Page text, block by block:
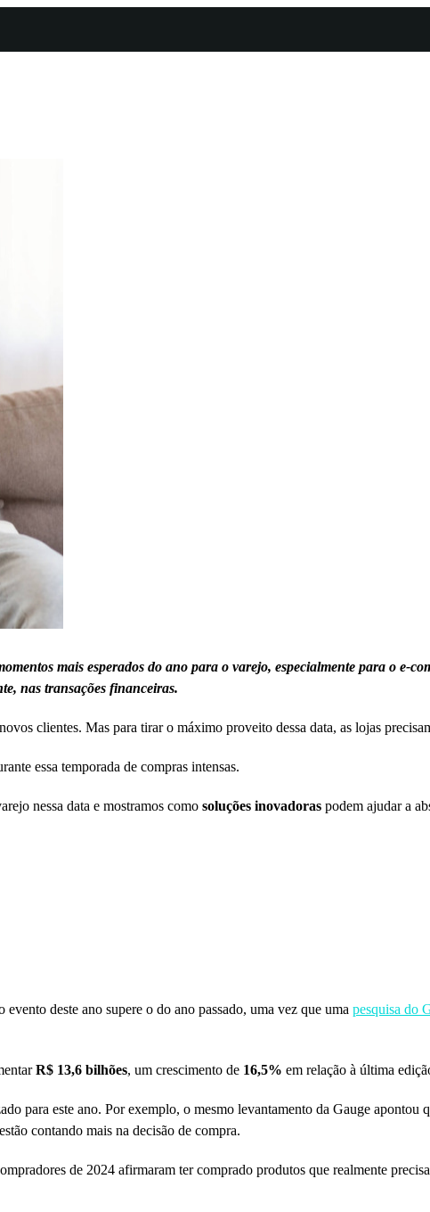
mais esperados do ano para o varejo, especialmente para o e-
nas transações financeiras.
clientes. Mas para tirar o máximo proveito dessa data, as lojas
essa temporada de compras intensas.
nessa data e mostramos comosoluções inovadoras podem ajudar a
evento deste ano supere o do ano passado, uma vez que umapesquisa do
R$ 13,6 bilhões, um crescimento de 16,5% em relação à última
para este ano. Por exemplo, o mesmo levantamento da Gauge apontou
contando mais na decisão de compra.
de 2024 afirmaram ter comprado produtos que realmente